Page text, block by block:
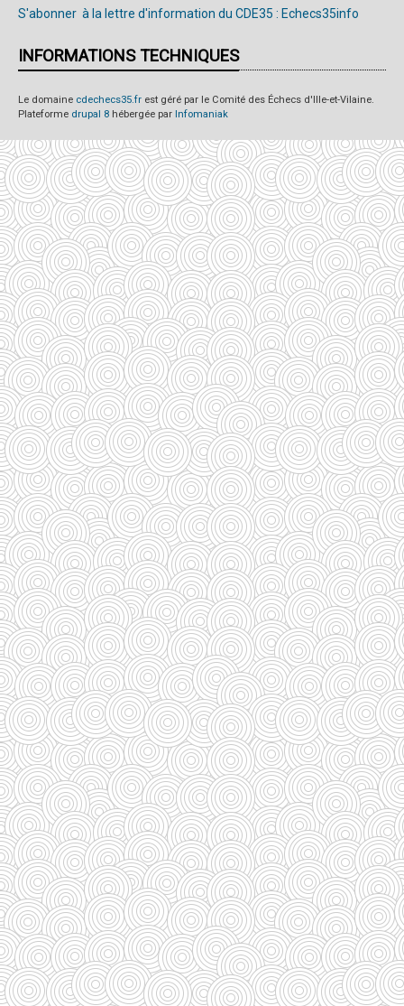
S'abonner à la lettre d'information du CDE35 : Echecs35info
INFORMATIONS TECHNIQUES
Le domaine cdechecs35.fr est géré par le Comité des Échecs d'Ille-et-Vilaine.
Plateforme drupal 8 hébergée par Infomaniak